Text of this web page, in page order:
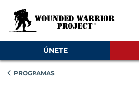
ÚNETE
PROGRAMAS